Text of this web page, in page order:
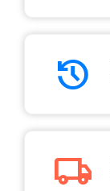
history
local_shipping